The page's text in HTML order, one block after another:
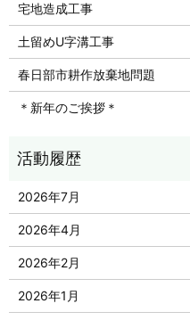
宅地造成工事
土留めU字溝工事
春日部市耕作放棄地問題
＊新年のご挨拶＊
2026年7月
2026年4月
2026年2月
2026年1月